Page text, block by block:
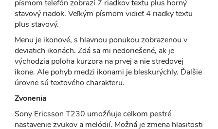
písmom telefón zobrazí 7 riadkov textu plus horný
stavový riadok. Veľkým písmom vidieť 4 riadky textu
plus stavový.
Menu je ikonové, s hlavnou ponukou zobrazenou v
deviatich ikonách. Zdá sa mi nedoriešené, ak je
východzia poloha kurzora na prvej a nie stredovej
ikone. Ale pohyb medzi ikonami je bleskurýchly. Ďalšie
úrovne sú textového charakteru.
Zvonenia
Sony Ericsson T230 umožňuje celkom pestré
nastavenie zvukov a melódií. Možná je zmena hlasitosti